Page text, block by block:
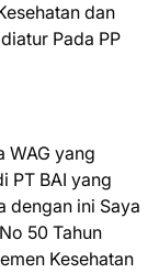
dan
Pada PP
WAG yang
PT BAI yang
dengan ini Saya
50 Tahun
Kesehatan